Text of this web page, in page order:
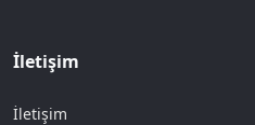
İletişim
İletişim